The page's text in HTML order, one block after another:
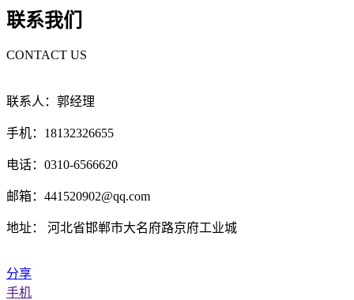
联系我们
CONTACT US
联系人：郭经理
手机：18132326655
电话：0310-6566620
邮箱：441520902@qq.com
地址： 河北省邯郸市大名府路京府工业城
分享
手机